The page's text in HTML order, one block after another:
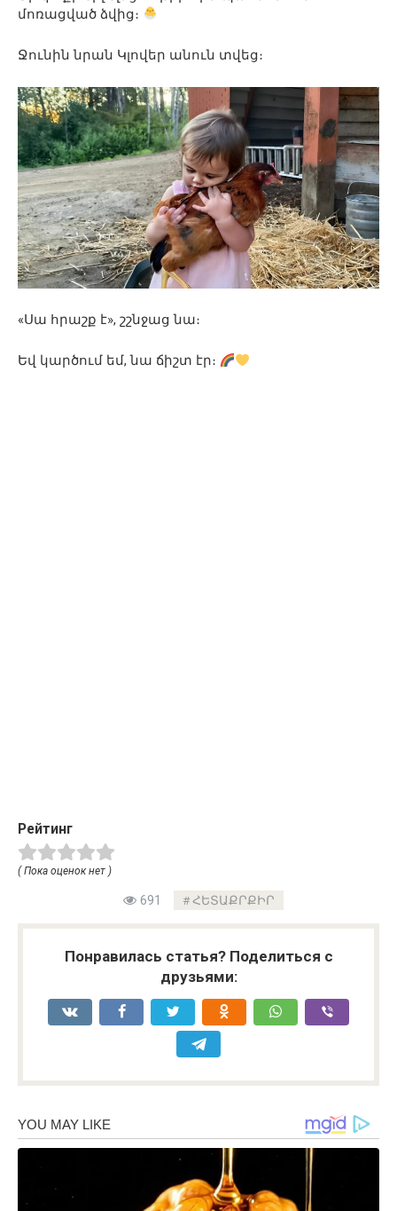
մոռացված ձվից։
Ջունին նրան Կլովեր անուն տվեց։
«Սա հրաշք է», շշնջաց նա։
Եվ կարծում եմ, նա ճիշտ էր։
Рейтинг
( Пока оценок нет )
691 ՀԵՏԱՔՐՔԻՐ
Понравилась статья? Поделиться с
друзьями: